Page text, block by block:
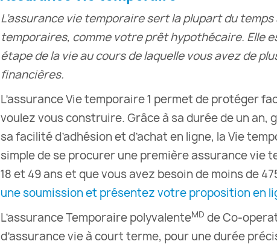
L’assurance vie temporaire sert la plupart du
temporaires, comme votre prêt hypothécaire. Elle
étape de la vie au cours de laquelle vous avez de
financières.
L’assurance Vie temporaire 1 permet de protéger
voulez vous construire. Grâce à sa durée de un an,
sa facilité d’adhésion et d’achat en ligne, la Vie
simple de se procurer une première assurance vie
18 et 49 ans et que vous avez besoin de moins de
une soumission et présentez votre proposition en
L’assurance Temporaire polyvalenteMD de Co-
d’assurance vie à court terme, pour une durée